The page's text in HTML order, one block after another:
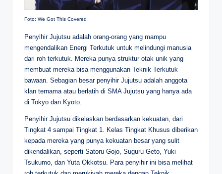
Foto: We Got This Covered
Penyihir Jujutsu adalah orang-orang yang mampu
mengendalikan Energi Terkutuk untuk melindungi manusia
dari roh terkutuk. Mereka punya struktur otak unik yang
membuat mereka bisa menggunakan Teknik Terkutuk
bawaan. Sebagian besar penyihir Jujutsu adalah anggota
klan ternama atau berlatih di SMA Jujutsu yang hanya ada
di Tokyo dan Kyoto.
Penyihir Jujutsu dikelaskan berdasarkan kekuatan, dari
Tingkat 4 sampai Tingkat 1. Kelas Tingkat Khusus diberikan
kepada mereka yang punya kekuatan besar yang sulit
dikendalikan, seperti Satoru Gojo, Suguru Geto, Yuki
Tsukumo, dan Yuta Okkotsu. Para penyihir ini bisa melihat